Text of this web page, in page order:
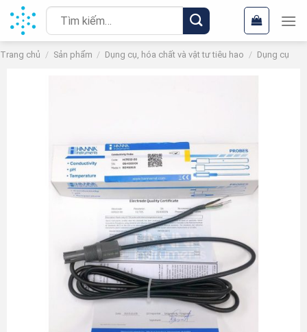
Chuyển
đến
nội
dung
Tìm
kiếm:
Trang chủ / Sản phẩm / Dụng cụ, hóa chất và vật tư tiêu hao / Dụng cụ